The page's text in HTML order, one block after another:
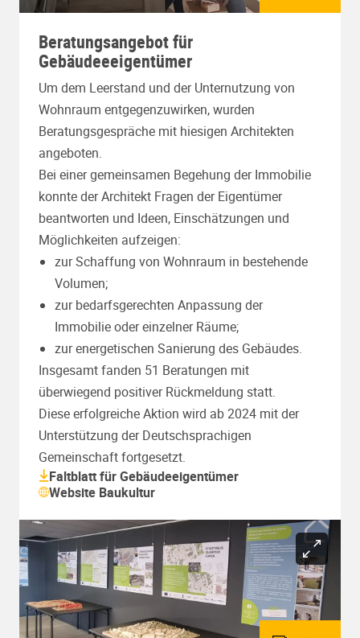
Beratungsangebot für
Gebäudeeeigentümer
Um dem Leerstand und der Unternutzung von
Wohnraum entgegenzuwirken, wurden
Beratungsgespräche mit hiesigen Architekten
angeboten.
Bei einer gemeinsamen Begehung der Immobilie
konnte der Architekt Fragen der Eigentümer
beantworten und Ideen, Einschätzungen und
Möglichkeiten aufzeigen:
zur Schaffung von Wohnraum in bestehende
Volumen;
zur bedarfsgerechten Anpassung der
Immobilie oder einzelner Räume;
zur energetischen Sanierung des Gebäudes.
Insgesamt fanden 51 Beratungen mit
überwiegend positiver Rückmeldung statt.
Diese erfolgreiche Aktion wird ab 2024 mit der
Unterstützung der Deutschsprachigen
Gemeinschaft fortgesetzt.
Faltblatt für Gebäudeeigentümer
Website Baukultur